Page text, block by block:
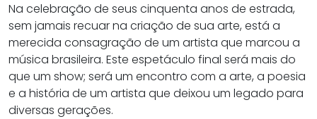
Na celebração de seus cinquenta anos de estrada,
sem jamais recuar na criação de sua arte, está a
merecida consagração de um artista que marcou a
música brasileira. Este espetáculo final será mais do
que um show; será um encontro com a arte, a poesia
e a história de um artista que deixou um legado para
diversas gerações.